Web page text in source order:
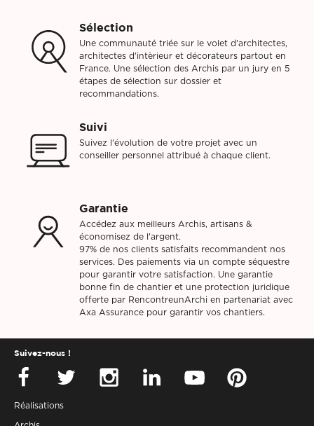
Sélection
Une communauté triée sur le volet d'architectes,
architectes d'intèrieur et décorateurs partout en
France. Une sélection des Archis par un jury en 5
étapes de sélection sur dossier et
recommandations.
Suivi
Suivez l'évolution de votre projet avec un
conseiller personnel attribué à chaque client.
Garantie
Accédez aux meilleurs Archis, artisans &
économisez de l'argent.
97% de nos clients satisfaits recommandent nos
services. Des paiements via un compte séquestre
pour garantir votre satisfaction. Une garantie
bonne fin de chantier et une protection juridique
offerte par RencontreunArchi en partenariat avec
Axa Assurance pour garantir vos chantiers.
Réalisations
Suivez-nous !